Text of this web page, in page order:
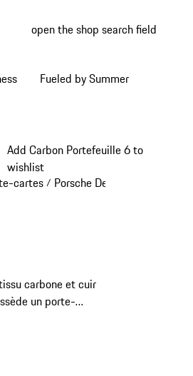
open the shop search field
Fueled by Summer
Add Carbon Portefeuille 6 to
wishlist
cartes/ Porsche Design
carbone et cuir
un porte-